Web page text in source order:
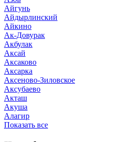
Айгунь
Айдырлинский
Айкино
Ак-Довурак
Акбулак
Аксай
Аксаково
Аксарка
Аксеново-Зиловское
Аксубаево
Акташ
Акуша
Алагир
Показать все